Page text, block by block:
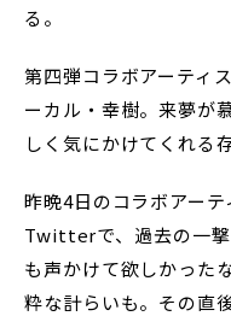
る。
第四弾コラボアーティ
ーカル・幸樹。来夢が
しく気にかけてくれる
昨晩4日のコラボアー
Twitterで、過去の一撃
も声かけて欲しかった
粋な計らいも。その直